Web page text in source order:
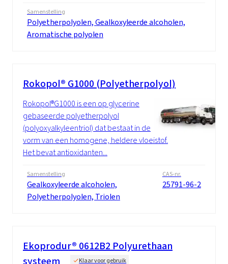
Samenstelling
Polyetherpolyolen, Gealkoxyleerde alcoholen,
Aromatische polyolen
Rokopol® G1000 (Polyetherpolyol)
Rokopol®G1000 is een op glycerine
gebaseerde polyetherpolyol
(polyoxyalkyleentriol) dat bestaat in de
vorm van een homogene, heldere vloeistof.
Het bevat antioxidanten...
Samenstelling
Gealkoxyleerde alcoholen,
Polyetherpolyolen, Triolen
CAS-nr.
25791-96-2
Ekoprodur® 0612B2 Polyurethaan
systeem
Klaar voor gebruik